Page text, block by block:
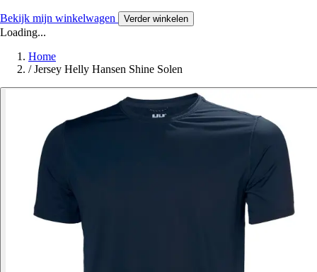
Bekijk mijn winkelwagen Verder winkelen
Loading...
Home
/ Jersey Helly Hansen Shine Solen